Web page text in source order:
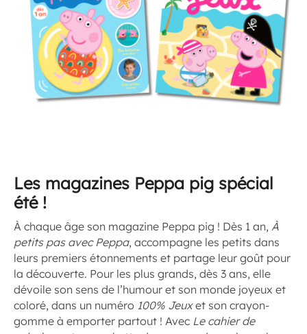
Les magazines Peppa pig spécial
été !
À chaque âge son magazine Peppa pig ! Dès 1 an, À
petits pas avec Peppa, accompagne les petits dans
leurs premiers étonnements et partage leur goût pour
la découverte. Pour les plus grands, dès 3 ans, elle
dévoile son sens de l’humour et son monde joyeux et
coloré, dans un numéro 100% Jeuxet son crayon-
gomme à emporter partout ! Avec Le cahier de